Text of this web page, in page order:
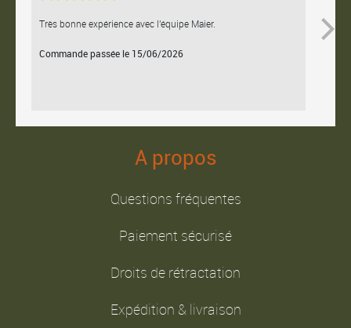
Très bonne expérience avec l'équipe Maier.
Commande passée le 15/06/2026
A propos
Questions fréquentes
Paiement sécurisé
Droits de rétractation
Expédition & livraison